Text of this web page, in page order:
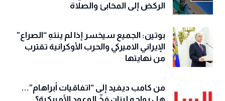
الركض إلى المخابئ والصلاة
بوتين: الجميع سيخسر إذا لم ينتهِ “الصراع”
الإيراني الاميركي والحرب الأوكرانية تقترب
من نهايتها
من كامب ديفيد إلى “اتفاقيات أبراهام”...